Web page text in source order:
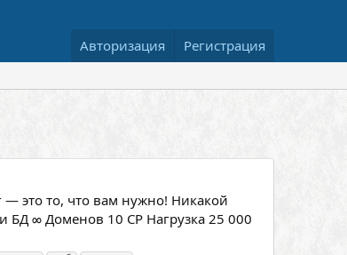
Авторизация Регистрация
это то, что вам нужно! Никакой
БД ∞ Доменов 10 CP Нагрузка 25 000